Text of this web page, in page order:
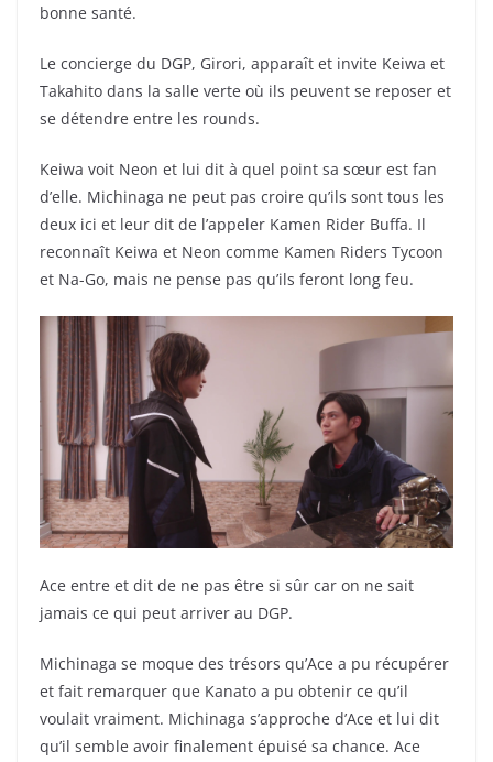
bonne santé.
Le concierge du DGP, Girori, apparaît et invite Keiwa et
Takahito dans la salle verte où ils peuvent se reposer et
se détendre entre les rounds.
Keiwa voit Neon et lui dit à quel point sa sœur est fan
d’elle. Michinaga ne peut pas croire qu’ils sont tous les
deux ici et leur dit de l’appeler Kamen Rider Buffa. Il
reconnaît Keiwa et Neon comme Kamen Riders Tycoon
et Na-Go, mais ne pense pas qu’ils feront long feu.
Ace entre et dit de ne pas être si sûr car on ne sait
jamais ce qui peut arriver au DGP.
Michinaga se moque des trésors qu’Ace a pu récupérer
et fait remarquer que Kanato a pu obtenir ce qu’il
voulait vraiment. Michinaga s’approche d’Ace et lui dit
qu’il semble avoir finalement épuisé sa chance. Ace